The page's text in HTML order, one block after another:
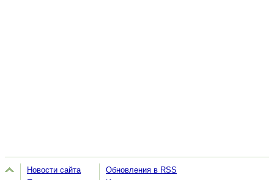
Новости сайта
Обновления в RSS